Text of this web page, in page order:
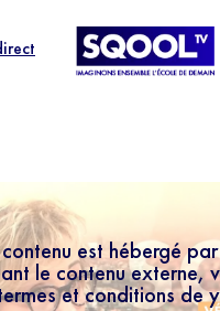
est hébergé
le contenu externe,
et conditions de